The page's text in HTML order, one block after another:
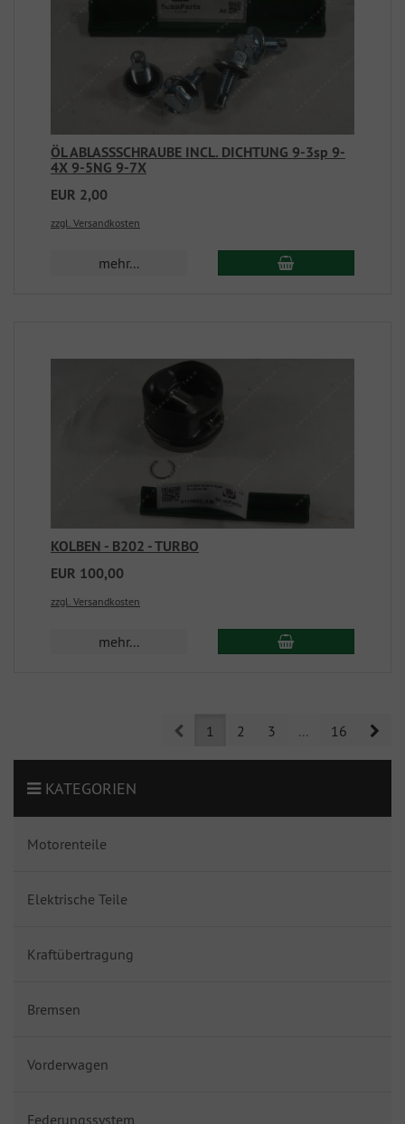
ÖL ABLASSSCHRAUBE INCL. DICHTUNG 9-3sp 9-
4X 9-5NG 9-7X
EUR 2,00
zzgl. Versandkosten
mehr...
KOLBEN - B202 - TURBO
EUR 100,00
zzgl. Versandkosten
mehr...
Prev1 2 3 ... 16
KATEGORIEN
Motorenteile
Elektrische Teile
Kraftübertragung
Bremsen
Vorderwagen
Federungssystem